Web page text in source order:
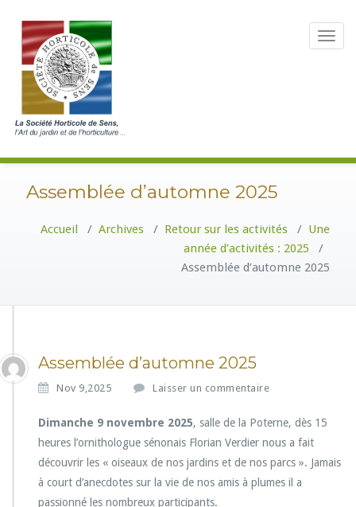
Toggle
Assemblée d’automne 2025
Accueil / Archives / Retour sur les activités / Une
année d’activités : 2025 /
Assemblée d’automne 2025
Assemblée d’automne 2025
Nov 9,2025 Laisser un commentaire
Dimanche 9 novembre 2025, salle de la Poterne, dès 15
heures l’ornithologue sénonais Florian Verdier nous a fait
découvrir les « oiseaux de nos jardins et de nos parcs ». Jamais
à court d’anecdotes sur la vie de nos amis à plumes il a
passionné les nombreux participants.